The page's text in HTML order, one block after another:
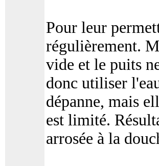
Pour leur
régulièrement.
vide et le puits
donc utiliser
dépanne, mais
est limité.
arrosée à la